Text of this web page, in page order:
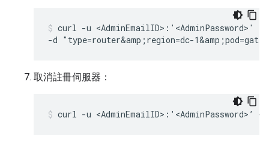
curl -u <AdminEmailID>:'<AdminPassword>'
-d "type=router&amp;region=dc-
取消註冊伺服器：
curl -u <AdminEmailID>:'<AdminPassword>’